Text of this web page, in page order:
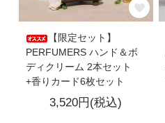
【限定セット】
PERFUMERS ハンド＆ボ
ディクリーム 2本セット
+香りカード6枚セット
3,520円(税込)